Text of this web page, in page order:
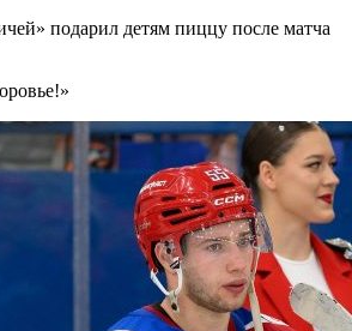
подарил детям пиццу после матча